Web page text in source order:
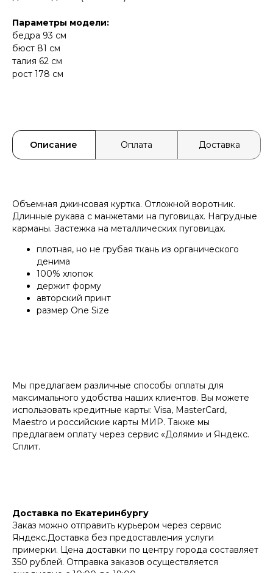
Параметры модели:
бедра 93 см
бюст 81 см
талия 62 см
рост 178 см
Описание Оплата Доставка
Объемная джинсовая куртка. Отложной воротник.
Длинные рукава с манжетами на пуговицах. Нагрудные
карманы. Застежка на металлических пуговицах.
плотная, но не грубая ткань из органического
денима
100% хлопок
держит форму
авторский принт
размер One Size
Мы предлагаем различные способы оплаты для
максимального удобства наших клиентов. Вы можете
использовать кредитные карты: Visa, MasterCard,
Maestro и российские карты МИР. Также мы
предлагаем оплату через сервис «‎Долями» и Яндекс.
Сплит.
Доставка по Екатеринбургу
Заказ можно отправить курьером через сервис
Яндекс.Доставка без предоставления услуги
примерки. Цена доставки по центру города составляет
350 рублей. Отправка заказов осуществляется